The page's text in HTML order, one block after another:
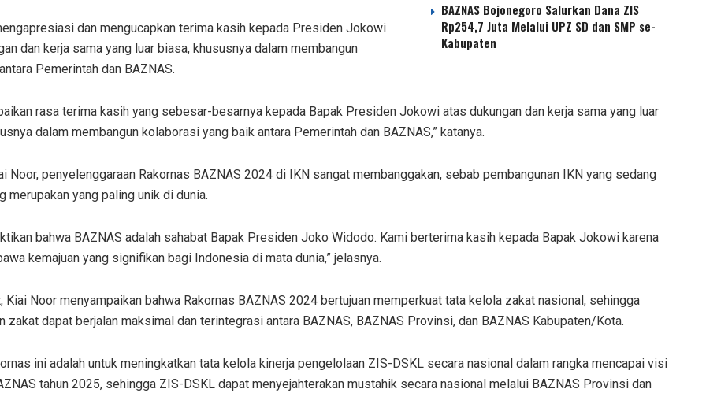
BAZNAS Bojonegoro Salurkan Dana ZIS
Rp254,7 Juta Melalui UPZ SD dan SMP se-
Kabupaten
dan mengucapkan terima kasih kepada Presiden Jokowi
dan kerja sama yang luar biasa, khususnya dalam membangun
Pemerintah dan BAZNAS.
rasa terima kasih yang sebesar-besarnya kepada Bapak Presiden Jokowi atas dukungan dan kerja sama yang luar
dalam membangun kolaborasi yang baik antara Pemerintah dan BAZNAS,” katanya.
Noor, penyelenggaraan Rakornas BAZNAS 2024 di IKN sangat membanggakan, sebab pembangunan IKN yang sedang
merupakan yang paling unik di dunia.
bahwa BAZNAS adalah sahabat Bapak Presiden Joko Widodo. Kami berterima kasih kepada Bapak Jokowi karena
kemajuan yang signifikan bagi Indonesia di mata dunia,” jelasnya.
Kiai Noor menyampaikan bahwa Rakornas BAZNAS 2024 bertujuan memperkuat tata kelola zakat nasional, sehingga
zakat dapat berjalan maksimal dan terintegrasi antara BAZNAS, BAZNAS Provinsi, dan BAZNAS Kabupaten/Kota.
ini adalah untuk meningkatkan tata kelola kinerja pengelolaan ZIS-DSKL secara nasional dalam rangka mencapai visi
tahun 2025, sehingga ZIS-DSKL dapat menyejahterakan mustahik secara nasional melalui BAZNAS Provinsi dan